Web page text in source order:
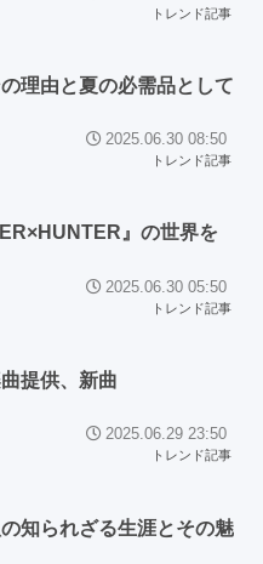
トレンド記事
理由と夏の必需品として
2025.06.30 08:50
トレンド記事
』の世界を
2025.06.30 05:50
トレンド記事
提供、新曲
2025.06.29 23:50
トレンド記事
知られざる生涯とその魅